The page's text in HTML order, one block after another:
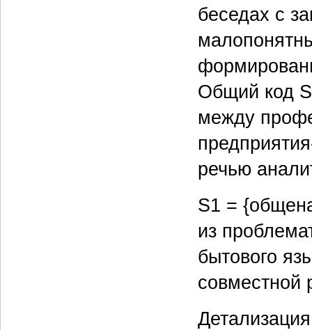
беседах с
Общий код
между
речью
S1 =
из
бытового
совместной